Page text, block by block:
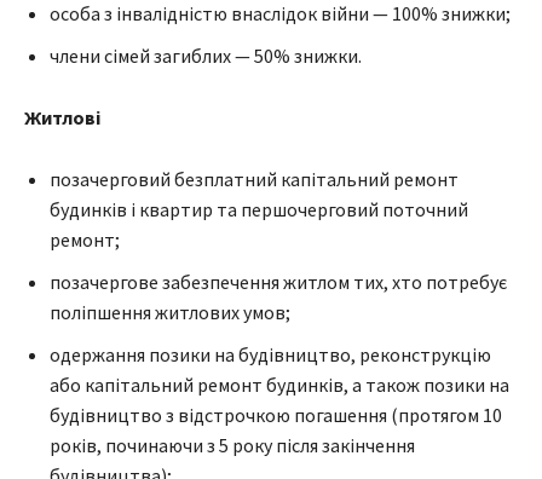
особа з інвалідністю внаслідок війни — 100% знижки;
члени сімей загиблих — 50% знижки.
Житлові
позачерговий безплатний капітальний ремонт
будинків і квартир та першочерговий поточний
ремонт;
позачергове забезпечення житлом тих, хто потребує
поліпшення житлових умов;
одержання позики на будівництво, реконструкцію
або капітальний ремонт будинків, а також позики на
будівництво з відстрочкою погашення (протягом 10
років, починаючи з 5 року після закінчення